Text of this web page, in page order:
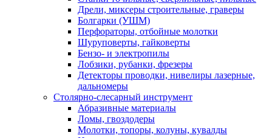
Дрели, миксеры строительные, граверы
Болгарки (УШМ)
Перфораторы, отбойные молотки
Шуруповерты, гайковерты
Бензо- и электропилы
Лобзики, рубанки, фрезеры
Детекторы проводки, нивелиры лазерные,
дальномеры
Столярно-слесарный инструмент
Абразивные материалы
Ломы, гвоздодеры
Молотки, топоры, колуны, кувалды